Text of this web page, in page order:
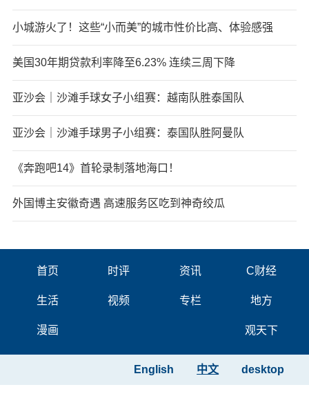
小城游火了！这些“小而美”的城市性价比高、体验感强
美国30年期贷款利率降至6.23% 连续三周下降
亚沙会｜沙滩手球女子小组赛：越南队胜泰国队
亚沙会｜沙滩手球男子小组赛：泰国队胜阿曼队
《奔跑吧14》首轮录制落地海口！
外国博主安徽奇遇 高速服务区吃到神奇绞瓜
首页 时评 资讯 C财经
生活 视频 专栏 地方
漫画 观天下
desktop
中文
English